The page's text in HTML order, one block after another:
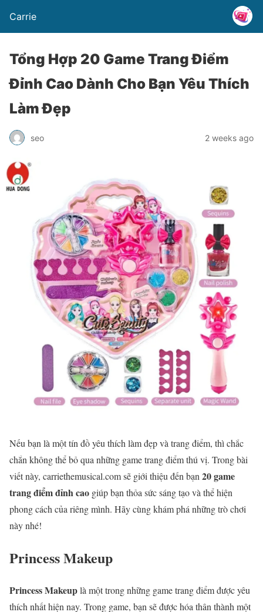
Carrie
Tổng Hợp 20 Game Trang Điểm
Đỉnh Cao Dành Cho Bạn Yêu Thích
Làm Đẹp
seo 2 weeks ago
Nếu bạn là một tín đồ yêu thích làm đẹp và trang điểm, thì chắc
chắn không thể bỏ qua những game trang điểm thú vị. Trong bài
viết này, carriethemusical.com sẽ giới thiệu đến bạn 20 game
trang điểm đỉnh cao giúp bạn thỏa sức sáng tạo và thể hiện
phong cách của riêng mình. Hãy cùng khám phá những trò chơi
này nhé!
Princess Makeup
Princess Makeuplà một trong những game trang điểm được yêu
thích nhất hiện nay. Trong game, bạn sẽ được hóa thân thành một